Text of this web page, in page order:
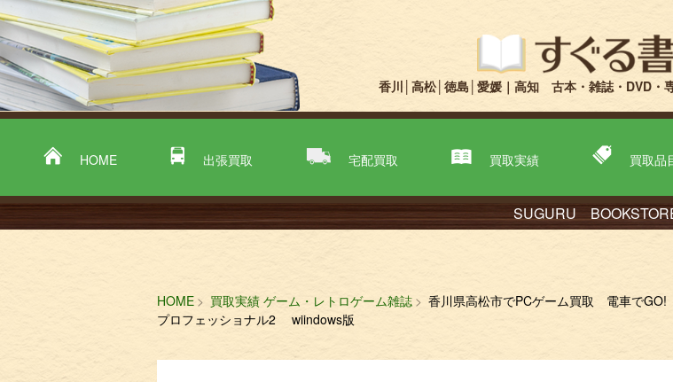
香川│高松│徳島│愛媛｜高知 古本・雑誌・DVD
HOME 出張買取 宅配買取 買取実績 買取品
SUGURU
HOME 買取実績 ゲーム・レトロゲーム雑誌
香川県高松市でPCゲーム買取 電車でGO!
プロフェッショナル2 wiindows版